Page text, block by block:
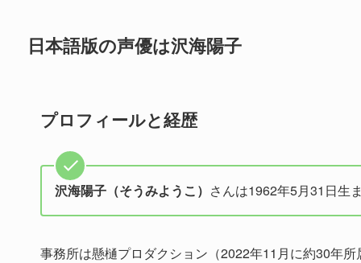
日本語版の声優は沢海陽子
プロフィールと経歴
沢海陽子（そうみようこ） さんは1962年5月31日生
事務所は懸樋プロダクション（2022年11月に約30年